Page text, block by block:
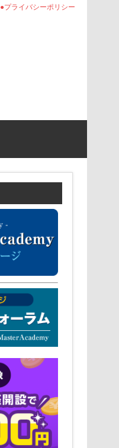
●プライバシーポリシー